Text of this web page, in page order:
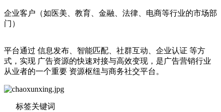
企业客户（如医美、教育、金融、法律、电商等行业的市场部
门）
平台通过 信息发布、智能匹配、社群互动、企业认证 等方
式，实现 广告资源的快速对接与高效变现，是广告营销行业
从业者的一个重要 资源枢纽与商务社交平台。
标签关键词